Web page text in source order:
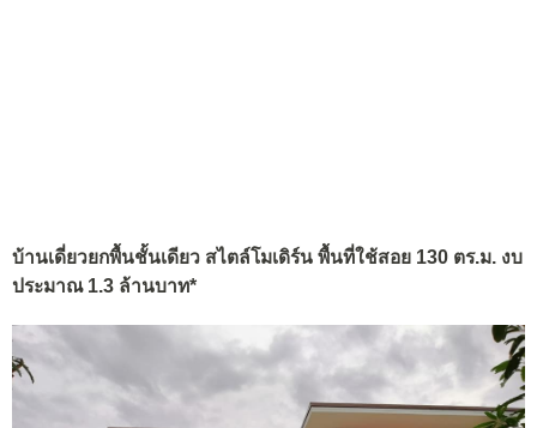
บ้านเดี่ยวยกพื้นชั้นเดียว สไตล์โมเดิร์น พื้นที่ใช้สอย 130 ตร.ม. งบ
ประมาณ 1.3 ล้านบาท*